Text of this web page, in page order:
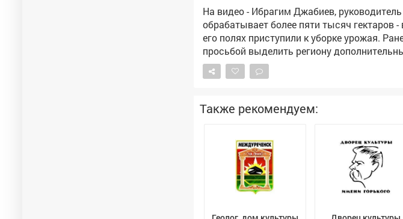
На видео - Ибрагим Джабиев,
обрабатывает более пяти тысяч гектаров
его полях приступили к уборке урожая. Ранее обращался к федеральному центру с
просьбой выделить региону
уборочной кампании. Нас поддержали,
прибыли в регион и распределяются
Также рекомендуем: